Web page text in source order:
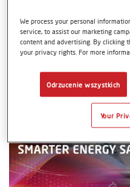
Samochodowym Roku
uwagę pomarańczowy
subtelnymi,
myślą o nowoczesnej
elegancję i wyjątkową
We process your personal
service, to assist our marketing
content and advertising. By clicking
your privacy rights. For more
Odrzucenie wszystkich
Your